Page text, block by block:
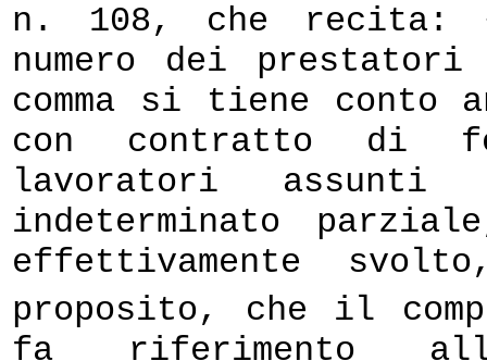
n. 108, che recita:
numero dei
comma si tiene conto
con contratto di
lavoratori assunti
indeterminato
effettivamente
proposito, che il
fa riferimento